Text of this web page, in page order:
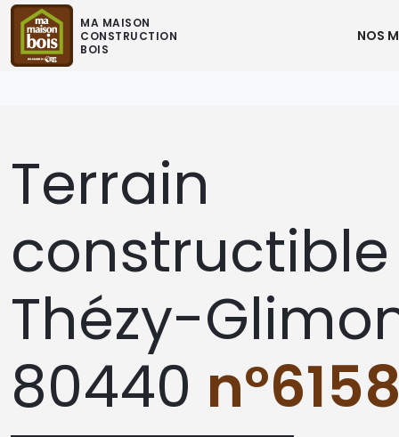
MA MAISON
CONSTRUCTION
BOIS
NOS
Terrain
Thézy-
80440